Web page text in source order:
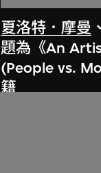
夏洛特．摩曼 、
題為《An
(People vs.
籍